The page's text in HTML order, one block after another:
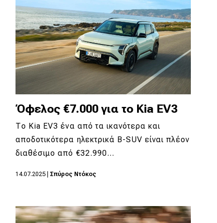
Απόψεις
Test Drive
Δοκιμή
Αποστολή
Συγκρίνουμε
Αγώνες
Όφελος €7.000 για το Kia EV3
Το Kia EV3 ένα από τα ικανότερα και
αποδοτικότερα ηλεκτρικά B-SUV είναι πλέον
διαθέσιμο από €32.990…
14.07.2025 Σπύρος Ντόκος